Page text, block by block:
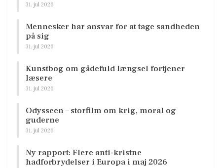
31. jul 2026
Mennesker har ansvar for at tage sandheden
på sig
31. jul 2026
Kunstbog om gådefuld længsel fortjener
læsere
31. jul 2026
Odysseen – storfilm om krig, moral og
guderne
31. jul 2026
Ny rapport: Flere anti-kristne
hadforbrydelser i Europa i maj 2026